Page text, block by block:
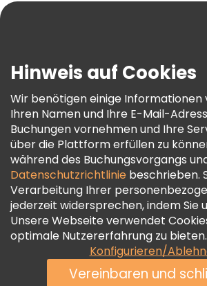
AGB Und Rechtliches
Cookie-Richtlinie
Freetour Auszeichnungen
Treueprogramm
Hinweis auf Cookies
Wir benötigen einige Informationen
Ihren Namen und Ihre E-Mail-
Buchungen vornehmen und Ihre
über die Plattform erfüllen zu
während des Buchungsvorgangs
Datenschutzrichtlinie beschrieben.
Verarbeitung Ihrer
jederzeit widersprechen, indem Sie
Unsere Webseite verwendet
optimale Nutzererfahrung zu bieten.
Konfigurieren/
Vereinbaren und